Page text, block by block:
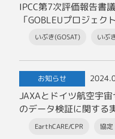
IPCC第7次評価報告書
「GOBLEUプロジェク
いぶき(GOSAT) いぶ
お知らせ
JAXAとドイツ航空宇
のデータ検証に関する
EarthCARE/CPR 協定